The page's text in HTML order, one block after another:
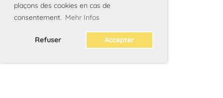
plaçons des cookies en cas de
consentement. Mehr Infos
Refuser Accepter